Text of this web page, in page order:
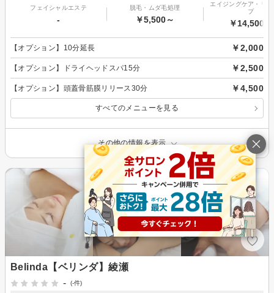
フェイシャルエステ
-
脱毛・ムダ毛処理
￥5,500～
エイジングケア・リ
プ
￥14,500～
【オプション】10分延長 ￥2,000
【オプション】ドライヘッドスパ15分 ￥2,500
【オプション】頭蓋骨筋膜リリース30分 ￥4,500
すべてのメニューを見る
その他の情報を表示
Belinda【ベリンダ】綾瀬
-
(-件)